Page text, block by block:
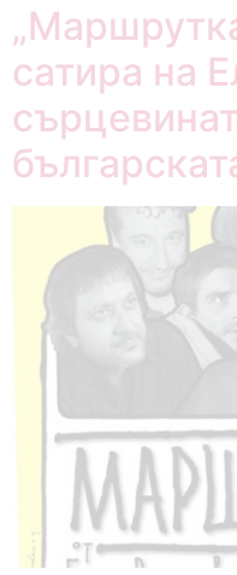
сатира на